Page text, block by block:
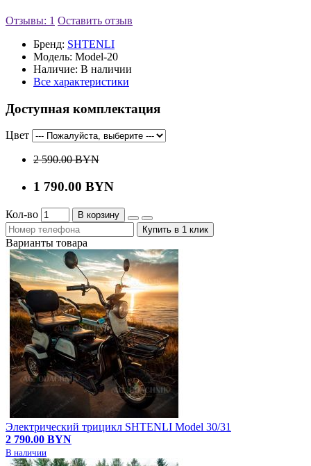
Отзывы: 1 Оставить отзыв
Бренд: SHTENLI
Модель: Model-20
Наличие: В наличии
Все характеристики
Доступная комплектация
Цвет
2 590.00 BYN
1 790.00 BYN
Кол-во
В корзину
Купить в 1 клик
Варианты товара
Электрический трицикл SHTENLI Model 30/31
2 790.00 BYN
В наличии